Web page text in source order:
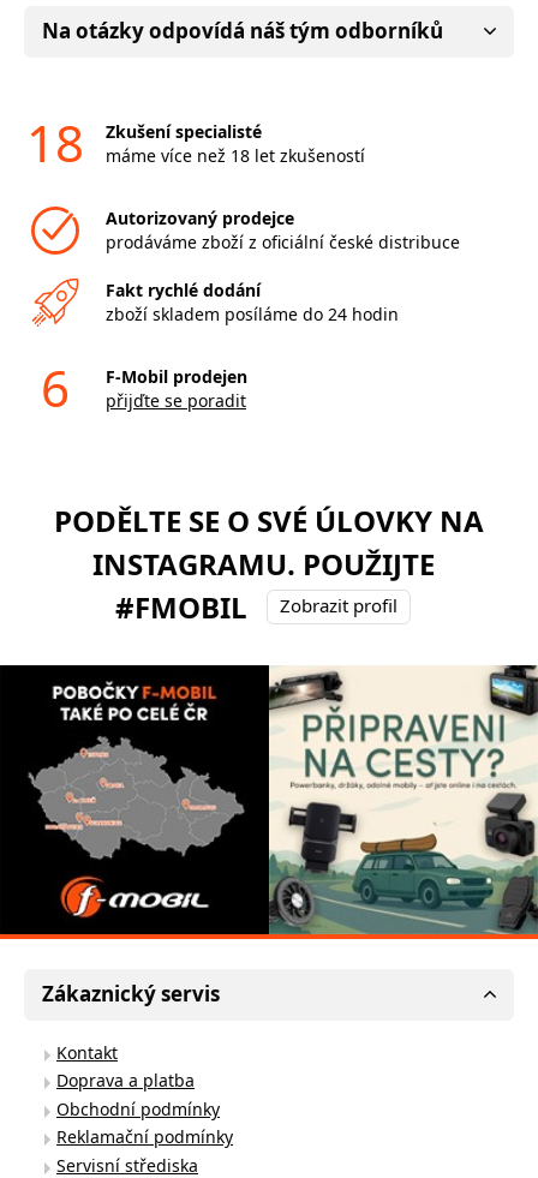
Na otázky odpovídá náš tým odborníků
18
Zkušení specialisté
máme více než 18 let zkušeností
Autorizovaný prodejce
prodáváme zboží z oficiální české distribuce
Fakt rychlé dodání
zboží skladem posíláme do 24 hodin
6
F-Mobil prodejen
přijďte se poradit
PODĚLTE SE O SVÉ ÚLOVKY NA
INSTAGRAMU. POUŽIJTE
#FMOBIL
Zobrazit profil
Zákaznický servis
Kontakt
Doprava a platba
Obchodní podmínky
Reklamační podmínky
Servisní střediska